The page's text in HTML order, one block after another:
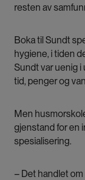
resten av
Boka til Sundt
hygiene, i tiden
Sundt var uenig
tid, penger og
Men
gjenstand for en
spesialisering.
– Det handlet